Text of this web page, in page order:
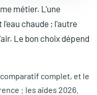
métier. L'une
chaude ; l'autre
Le bon choix dépend
complet, et le
: les aides 2026.